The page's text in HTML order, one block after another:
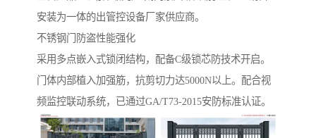
安装为一体的出管控设备厂家供应商。
不锈钢门防盗性能强化‌
采用多点嵌入式锁闭结构，配备C级锁芯防技术开启。
门体内部植入加强筋，抗剪切力达5000N以上。配合视
频监控联动系统，已通过GA/T73-2015安防标准认证。